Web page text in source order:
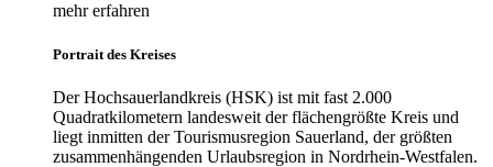
mehr erfahren
Portrait des Kreises
Der Hochsauerlandkreis (HSK) ist mit fast 2.000
Quadratkilometern landesweit der flächengrößte Kreis und
liegt inmitten der Tourismusregion Sauerland, der größten
zusammenhängenden Urlaubsregion in Nordrhein-Westfalen.